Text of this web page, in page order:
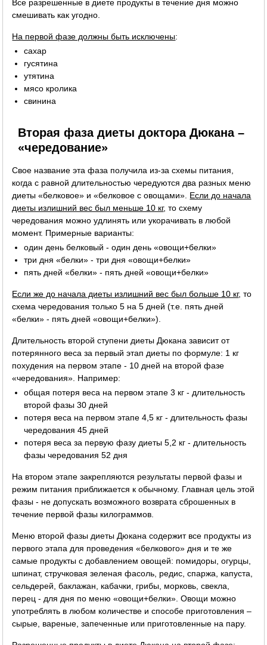
Все разрешенные в диете продукты в течение дня можно
смешивать как угодно.
На первой фазе должны быть исключены:
сахар
гусятина
утятина
мясо кролика
свинина
Вторая фаза диеты доктора Дюкана –
«чередование»
Свое название эта фаза получила из-за схемы питания,
когда с равной длительностью чередуются два разных меню
диеты «белковое» и «белковое с овощами». Если до начала
диеты излишний вес был меньше 10 кг, то схему
чередования можно удлинять или укорачивать в любой
момент. Примерные варианты:
один день белковый - один день «овощи+белки»
три дня «белки» - три дня «овощи+белки»
пять дней «белки» - пять дней «овощи+белки»
Если же до начала диеты излишний вес был больше 10 кг, то
схема чередования только 5 на 5 дней (т.е. пять дней
«белки» - пять дней «овощи+белки»).
Длительность второй ступени диеты Дюкана зависит от
потерянного веса за первый этап диеты по формуле: 1 кг
похудения на первом этапе - 10 дней на второй фазе
«чередования». Например:
общая потеря веса на первом этапе 3 кг - длительность
второй фазы 30 дней
потеря веса на первом этапе 4,5 кг - длительность фазы
чередования 45 дней
потеря веса за первую фазу диеты 5,2 кг - длительность
фазы чередования 52 дня
На втором этапе закрепляются результаты первой фазы и
режим питания приближается к обычному. Главная цель этой
фазы - не допускать возможного возврата сброшенных в
течение первой фазы килограммов.
Меню второй фазы диеты Дюкана содержит все продукты из
первого этапа для проведения «белкового» дня и те же
самые продукты с добавлением овощей: помидоры, огурцы,
шпинат, стручковая зеленая фасоль, редис, спаржа, капуста,
сельдерей, баклажан, кабачки, грибы, морковь, свекла,
перец - для дня по меню «овощи+белки». Овощи можно
употреблять в любом количестве и способе приготовления –
сырые, вареные, запеченные или приготовленные на пару.